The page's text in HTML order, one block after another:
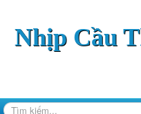
Nhịp Cầu